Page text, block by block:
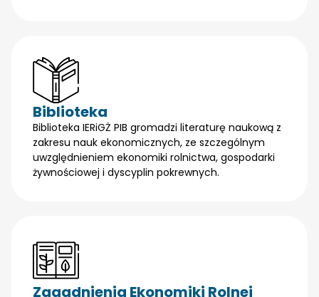
Biblioteka
Biblioteka IERiGŻ PIB gromadzi literaturę naukową z
zakresu nauk ekonomicznych, ze szczególnym
uwzględnieniem ekonomiki rolnictwa, gospodarki
żywnościowej i dyscyplin pokrewnych.
Zagadnienia Ekonomiki Rolnej